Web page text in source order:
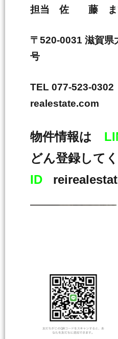
担当 佐 藤 ま
〒520-0031 滋賀県
号
TEL 077-523-
realestate.com
物件情報は
どん登録して
ID